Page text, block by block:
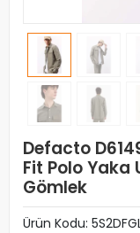
Defacto
Fit Polo Yaka
Gömlek
Ürün Kodu: